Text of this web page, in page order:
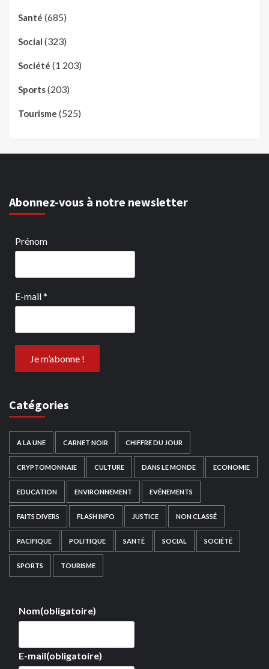
Santé (685)
Social (323)
Société (1 203)
Sports(203)
Tourisme (525)
Abonnez-vous à notre newsletter
Prénom
E-mail*
Catégories
A LA UNE CARNET NOIR CHIFFRE DU JOUR
CRYPTOMONNAIE CULTURE DANS LE MONDE ECONOMIE
EDUCATION ENVIRONNEMENT EVÉNEMENTS
FAITS DIVERS FLASH INFO JUSTICE NON CLASSÉ
PACIFIQUE POLITIQUE SANTÉ SOCIAL SOCIÉTÉ
SPORTS TOURISME
Nom(obligatoire)
E-mail(obligatoire)